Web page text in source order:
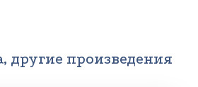
другие произведения